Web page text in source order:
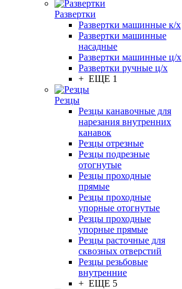
Развертки
Развертки машинные к/х
Развертки машинные
насадные
Развертки машинные ц/х
Развертки ручные ц/х
+ ЕЩЕ 1
Резцы
Резцы канавочные для
нарезания внутренних
канавок
Резцы отрезные
Резцы подрезные
отогнутые
Резцы проходные
прямые
Резцы проходные
упорные отогнутые
Резцы проходные
упорные прямые
Резцы расточные для
сквозных отверстий
Резцы резьбовые
внутренние
+ ЕЩЕ 5